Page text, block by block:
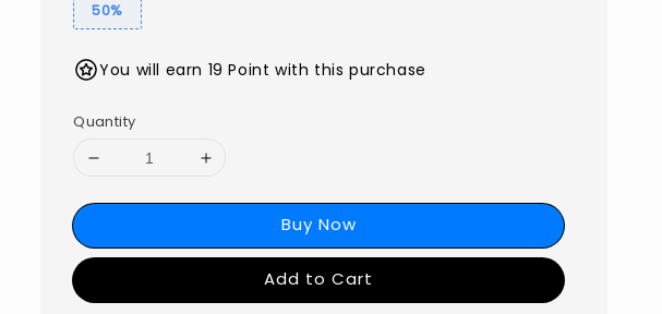
50%
You will earn 19 Point with this purchase
Quantity
Buy Now
Add to Cart